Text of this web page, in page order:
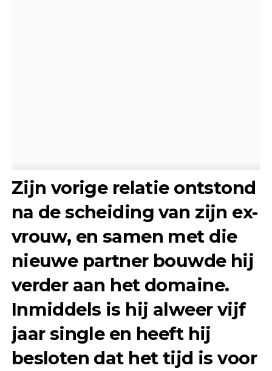
Zijn vorige relatie ontstond
na de scheiding van zijn ex-
vrouw, en samen met die
nieuwe partner bouwde hij
verder aan het domaine.
Inmiddels is hij alweer vijf
jaar single en heeft hij
besloten dat het tijd is voor